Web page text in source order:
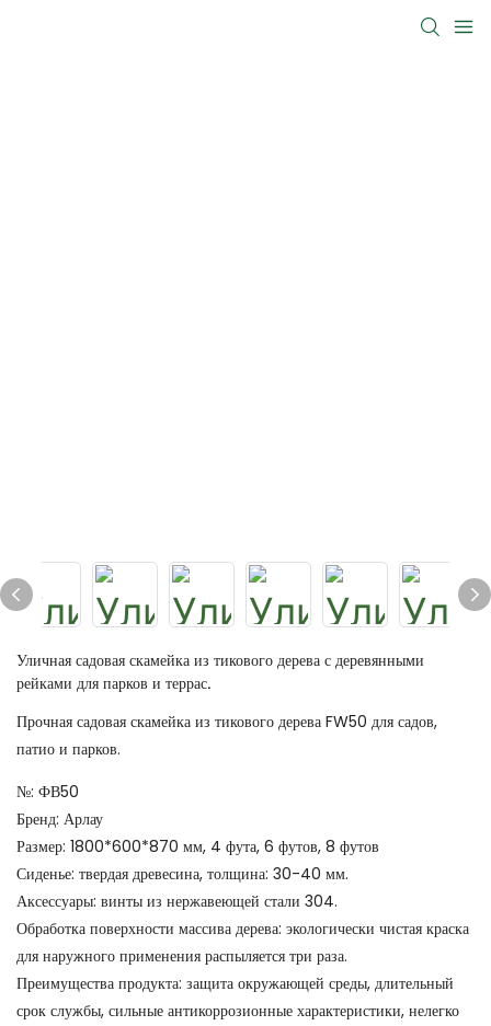
Уличная садовая скамейка из тикового дерева с деревянными
рейками для парков и террас.
Прочная садовая скамейка из тикового дерева FW50 для садов,
патио и парков.
№: ФВ50
Бренд: Арлау
Размер: 1800*600*870 мм, 4 фута, 6 футов, 8 футов
Сиденье: твердая древесина, толщина: 30-40 мм.
Аксессуары: винты из нержавеющей стали 304.
Обработка поверхности массива дерева: экологически чистая краска
для наружного применения распыляется три раза.
Преимущества продукта: защита окружающей среды, длительный
срок службы, сильные антикоррозионные характеристики, нелегко